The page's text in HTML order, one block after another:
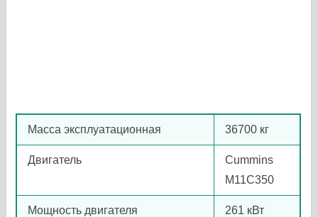
Масса эксплуатационная 36700 кг
Двигатель
Cummins
M11C350
Мощность двигателя 261 кВт